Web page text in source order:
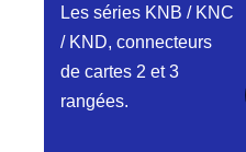
Aucune pièce
pour
Embases et
fiches simple
rangée.
Les séries KNB / KNC
/ KND, connecteurs
de cartes 2 et 3
rangées.